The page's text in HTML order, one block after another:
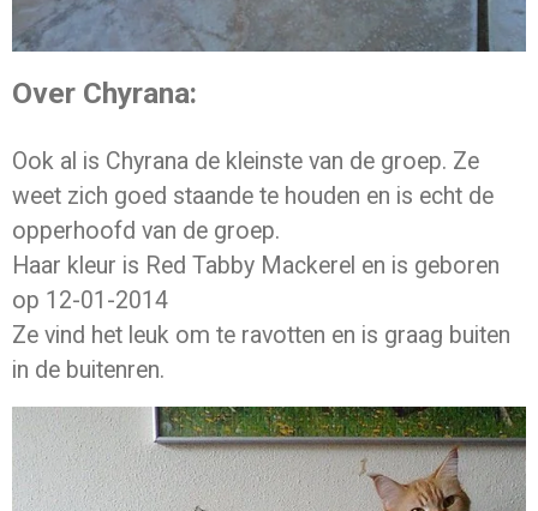
Over Chyrana:
Ook al is Chyrana de kleinste van de groep. Ze
weet zich goed staande te houden en is echt de
opperhoofd van de groep.
Haar kleur is Red Tabby Mackerel en is geboren
op 12-01-2014
Ze vind het leuk om te ravotten en is graag buiten
in de buitenren.